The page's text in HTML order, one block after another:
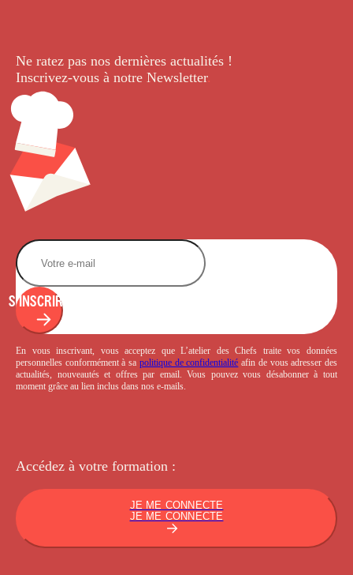
Ne ratez pas nos dernières actualités !
Inscrivez-vous à notre Newsletter.
S'INSCRIRE
En vous inscrivant, vous acceptez que L’atelier des Chefs traite vos données
personnelles conformément à sa politique de confidentialité afin de vous adresser des
actualités, nouveautés et offres par email. Vous pouvez vous désabonner à tout
moment grâce au lien inclus dans nos e-mails.
Accédez à votre formation :
JE ME CONNECTE
JE ME CONNECTE